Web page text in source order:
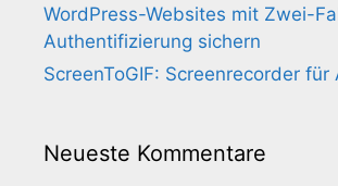
WordPress-Websites mit Zwei-
Authentifizierung sichern
ScreenToGIF: Screenrecorder für
Neueste Kommentare